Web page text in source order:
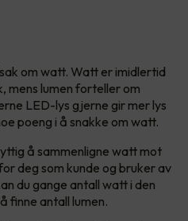
om watt. Watt er imidlertid
mens lumen forteller om
LED-lys gjerne gir mer lys
poeng i å snakke om watt.
å sammenligne watt mot
deg som kunde og bruker av
du gange antall watt i den
finne antall lumen.